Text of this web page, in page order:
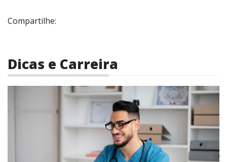
Compartilhe:
Dicas e Carreira